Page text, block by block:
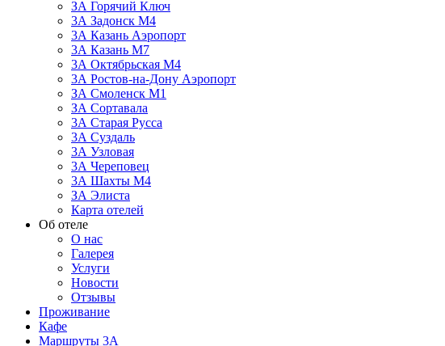
ЗА Горячий Ключ
3А Задонск М4
3А Казань Аэропорт
3А Казань M7
3А Октябрьская М4
3А Ростов-на-Дону Аэропорт
ЗА Смоленск М1
ЗА Сортавала
3А Старая Русса
3А Суздаль
3А Узловая
3А Череповец
3А Шахты М4
ЗА Элиста
Карта отелей
Об отеле
О нас
Галерея
Услуги
Новости
Отзывы
Проживание
Кафе
Маршруты 3А